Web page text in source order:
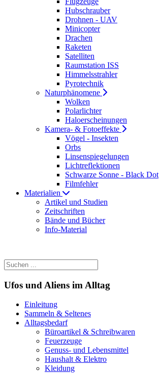
Hubschrauber
Drohnen - UAV
Minicopter
Drachen
Raketen
Satelliten
Raumstation ISS
Himmelsstrahler
Pyrotechnik
Naturphänomene
Wolken
Polarlichter
Haloerscheinungen
Kamera- & Fotoeffekte
Vögel - Insekten
Orbs
Linsenspiegelungen
Lichtreflektionen
Schwarze Sonne - Black Dot
Filmfehler
Materialien
Artikel und Studien
Zeitschriften
Bände und Bücher
Info-Material
Ufos und Aliens im Alltag
Einleitung
Sammeln & Seltenes
Alltagsbedarf
Büroartikel & Schreibwaren
Feuerzeuge
Genuss- und Lebensmittel
Haushalt & Elektro
Kleidung